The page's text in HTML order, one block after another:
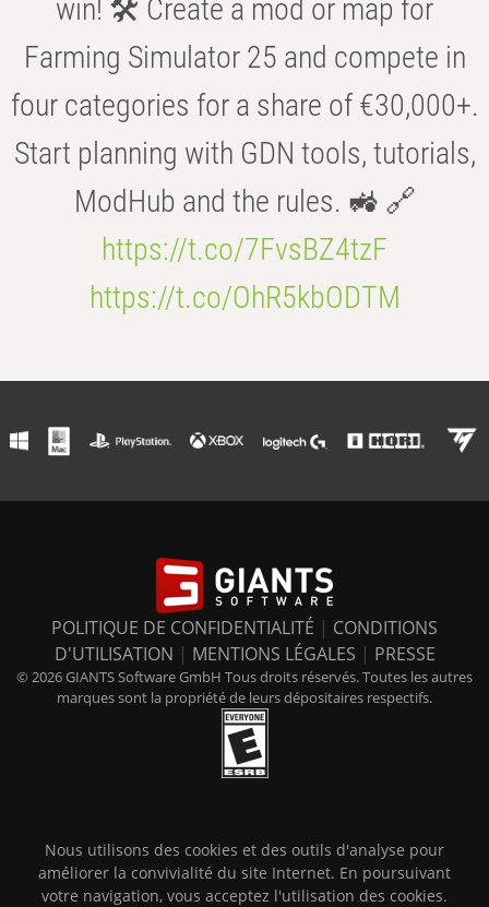
win! 🛠️ Create a mod or map for
Farming Simulator 25 and compete in
four categories for a share of €30,000+.
Start planning with GDN tools, tutorials,
ModHub and the rules. 🚜 🔗
https://t.co/7FvsBZ4tzF
https://t.co/OhR5kbODTM
POLITIQUE DE CONFIDENTIALITÉ | CONDITIONS
D'UTILISATION | MENTIONS LÉGALES | PRESSE
© 2026 GIANTS Software GmbH Tous droits réservés. Toutes les autres
marques sont la propriété de leurs dépositaires respectifs.
Nous utilisons des cookies et des outils d'analyse pour
améliorer la convivialité du site Internet. En poursuivant
votre navigation, vous acceptez l'utilisation des cookies.